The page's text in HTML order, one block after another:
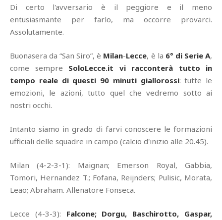
Di certo l'avversario è il peggiore e il meno
entusiasmante per farlo, ma occorre provarci.
Assolutamente.
Buonasera da “San Siro”, è Milan-Lecce, è la 6° di Serie A,
come sempre SoloLecce.it vi racconterà tutto in
tempo reale di questi 90 minuti giallorossi: tutte le
emozioni, le azioni, tutto quel che vedremo sotto ai
nostri occhi.
Intanto siamo in grado di farvi conoscere le formazioni
ufficiali delle squadre in campo (calcio d'inizio alle 20.45).
Milan (4-2-3-1): Maignan; Emerson Royal, Gabbia,
Tomori, Hernandez T.; Fofana, Reijnders; Pulisic, Morata,
Leao; Abraham. Allenatore Fonseca.
Lecce (4-3-3): Falcone; Dorgu, Baschirotto, Gaspar,